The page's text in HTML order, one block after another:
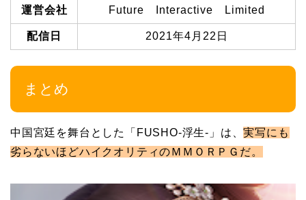
運営会社 Future Interactive Limited
配信日 2021年4月22日
まとめ
中国宮廷を舞台とした「FUSHO-浮生-」は、実写にも
劣らないほどハイクオリティのＭＭＯＲＰＧだ。